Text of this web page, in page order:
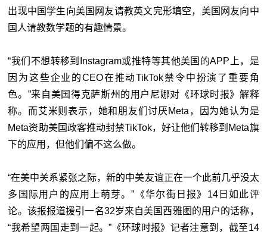
出现中国学生向美国网友请教英文完形填空，美国网友向中
国人请教数学题的有趣情景。
“我们不想转移到Instagram或推特等其他美国的APP上，是
因为这些企业的CEO在推动TikTok禁令中扮演了重要角
色。”来自美国得克萨斯州的用户尼娜对《环球时报》解释
称。而艾米则表示，她和朋友们讨厌Meta，因为她认为是
Meta资助美国政客推动封禁TikTok，好让他们转移到Meta旗
下的应用，但他们偏不这么做。
“在美中关系紧张之际，新的中美友谊正在一个此前几乎没太
多国际用户的应用上萌芽。”《华尔街日报》14日如此评
论。该报报道援引一名32岁来自美国西雅图的用户的话称，
“我希望两国走到一起。”《环球时报》记者注意到，截至14